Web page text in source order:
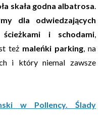
skała godna albatrosa.
dla odwiedzających
ścieżkami i schodami,
też maleńki parking, na
i który niemal zawsze
w Pollency. Ślady